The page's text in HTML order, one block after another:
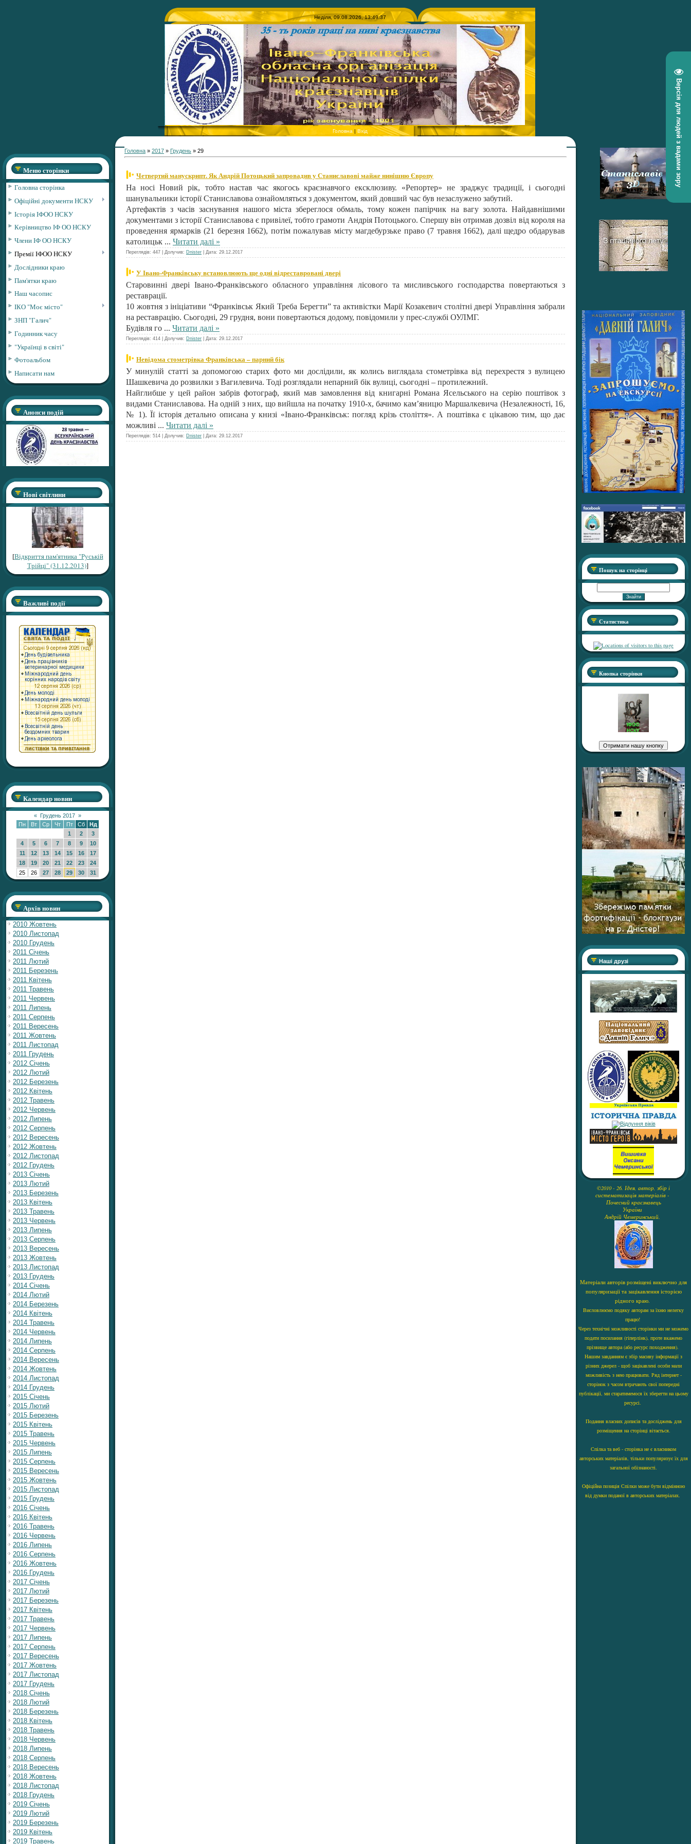
Версія для людей з вадами зору
Неділя, 09.08.2026, 13:49:37
Головна | Вхід
Меню сторінки
Головна сторінка
Офіційні документи НСКУ
Історія ІФОО НСКУ
Керівництво ІФ ОО НСКУ
Члени ІФ ОО НСКУ
Премії ІФОО НСКУ
Дослідники краю
Пам'ятки краю
Наш часопис
ІКО "Моє місто"
ЗНП "Галич"
Годинник часу
"Українці в світі"
Фотоальбом
Написати нам
Анонси подій
Нові світлини
[Відкриття пам'ятника "Руській
Трійці" (31.12.2013)]
Важливі події
Календар новин
« Грудень 2017 »
Пн
Вт Ср Чт Пт Сб
Нд
1
2
3
4
5 6 7 8 9
10
11
12 13 14 15 16
17
18
19 20 21 22 23
24
25
26 27 28 29 30 31
Архів новин
2010 Жовтень
2010 Листопад
2010 Грудень
2011 Січень
2011 Лютий
2011 Березень
2011 Квітень
2011 Травень
2011 Червень
2011 Липень
2011 Серпень
2011 Вересень
2011 Жовтень
2011 Листопад
2011 Грудень
2012 Січень
2012 Лютий
2012 Березень
2012 Квітень
2012 Травень
2012 Червень
2012 Липень
2012 Серпень
2012 Вересень
2012 Жовтень
2012 Листопад
2012 Грудень
2013 Січень
2013 Лютий
2013 Березень
2013 Квітень
2013 Травень
2013 Червень
2013 Липень
2013 Серпень
2013 Вересень
2013 Жовтень
2013 Листопад
2013 Грудень
2014 Січень
2014 Лютий
2014 Березень
2014 Квітень
2014 Травень
2014 Червень
2014 Липень
2014 Серпень
2014 Вересень
2014 Жовтень
2014 Листопад
2014 Грудень
2015 Січень
2015 Лютий
2015 Березень
2015 Квітень
2015 Травень
2015 Червень
2015 Липень
2015 Серпень
2015 Вересень
2015 Жовтень
2015 Листопад
2015 Грудень
2016 Січень
2016 Квітень
2016 Травень
2016 Червень
2016 Липень
2016 Серпень
2016 Жовтень
2016 Грудень
2017 Січень
2017 Лютий
2017 Березень
2017 Квітень
2017 Травень
2017 Червень
2017 Липень
2017 Серпень
2017 Вересень
2017 Жовтень
2017 Листопад
2017 Грудень
2018 Січень
2018 Лютий
2018 Березень
2018 Квітень
2018 Травень
2018 Червень
2018 Липень
2018 Серпень
2018 Вересень
2018 Жовтень
2018 Листопад
2018 Грудень
2019 Січень
2019 Лютий
2019 Березень
2019 Квітень
2019 Травень
Головна » 2017 » Грудень » 29
Четвертий манускрипт. Як Андрій Потоцький запровадив у Станиславові майже нинішню Європу
На носі Новий рік, тобто настав час якогось краєзнавчого ексклюзиву. «Репортер» не зраджує традиції, і сьогодні
шанувальники історії Станиславова ознайомляться з документом, який довший час був незаслужено забутий.
Артефактів з часів заснування нашого міста збереглося обмаль, тому кожен папірчик на вагу золота. Найдавнішими
документами з історії Станиславова є привілеї, тобто грамоти Андрія Потоцького. Спершу він отримав дозвіл від короля на
проведення ярмарків (21 березня 1662), потім пожалував місту магдебурзьке право (7 травня 1662), далі щедро обдарував
католицьк ... Читати далі »
Переглядів: 447 | Долучив: Dnister | Дата: 29.12.2017
У Івано-Франківську встановлюють ще одні відреставровані двері
Старовинні двері Івано-Франківського обласного управління лісового та мисливського господарства повертаються з
реставрації.
10 жовтня з ініціативи “Франківськ Який Треба Берегти” та активістки Марії Козакевич столітні двері Управління забрали
на реставрацію. Сьогодні, 29 грудня, вони повертаються додому, повідомили у прес-службі ОУЛМГ.
Будівля го ... Читати далі »
Переглядів: 414 | Долучив: Dnister | Дата: 29.12.2017
Невідома стометрівка Франківська – парний бік
У минулій статті за допомогою старих фото ми дослідили, як колись виглядала стометрівка від перехрестя з вулицею
Шашкевича до розвилки з Вагилевича. Тоді розглядали непарний бік вулиці, сьогодні – протилежний.
Найглибше у цей район забрів фотограф, який мав замовлення від книгарні Романа Ясельського на серію поштівок з
видами Станиславова. На одній з них, що вийшла на початку 1910-х, бачимо кам’яницю Маршалкевича (Незалежності, 16,
№ 1). Її історія детально описана у книзі «Івано-Франківськ: погляд крізь століття». А поштівка є цікавою тим, що дає
можливі ... Читати далі »
Переглядів: 514 | Долучив: Dnister | Дата: 29.12.2017
Пошук на сторінці
Статистика
Кнопка сторінки
Наші друзі
©2010 - 26. Ідея, автор, збір і
систематизація матеріалів -
Почесний краєзнавець
України
Андрій Чемеринський.
Матеріали авторів розміщені виключно для
популяризації та зацікавлення історією
рідного краю.
Висловлюємо подяку авторам за їхню нелегку
працю!
Через технічні можливості сторінки ми не можемо
подати посилання (гіперлінк), проте вкажемо
прізвище автора (або ресурс походження).
Нашим завданням є збір масиву інформації з
різних джерел - щоб зацікавлені особи мали
можливість з нею працювати. Ряд інтернет -
сторінок з часом втрачають свої попередні
публікації, ми старатимемося їх зберегти на цьому
ресурсі.
Подання власних дописів та досліджень для
розміщення на сторінці вітається.
Спілка та веб - сторінка не є власником
авторських матеріалів, тільки популяризує їх для
загальної обізнаності.
Офіційна позиція Спілки може бути відмінною
від думки поданої в авторських матеріалах.